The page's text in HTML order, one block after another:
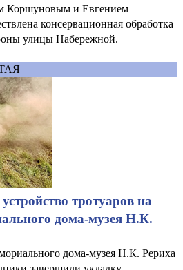
Коршуновым и Евгением
консервационная обработка
улицы Набережной.
тротуаров на
дома-музея Н.К.
дома-музея Н.К. Рериха